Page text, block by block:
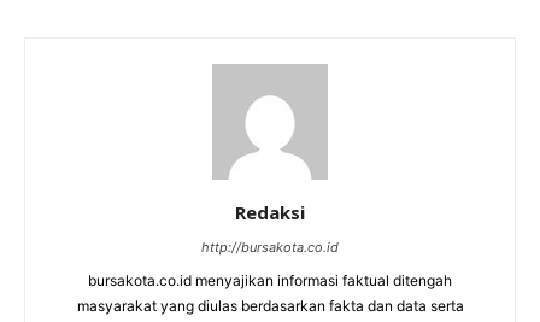
Redaksi
http://bursakota.co.id
bursakota.co.id menyajikan informasi faktual ditengah
masyarakat yang diulas berdasarkan fakta dan data serta